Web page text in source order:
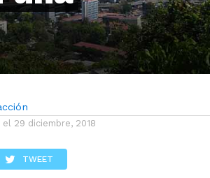
el 29 diciembre, 2018
TWEET